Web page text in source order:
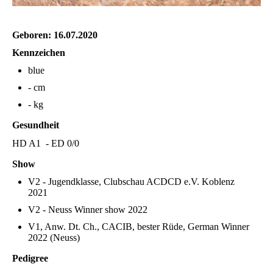
Geboren: 16.07.2020
Kennzeichen
blue
- cm
- kg
Gesundheit
HD A1 - ED 0/0
Show
V2 - Jugendklasse, Clubschau ACDCD e.V. Koblenz
2021
V2 - Neuss Winner show 2022
V1, Anw. Dt. Ch., CACIB, bester Rüde, German Winner
2022 (Neuss)
Pedigree